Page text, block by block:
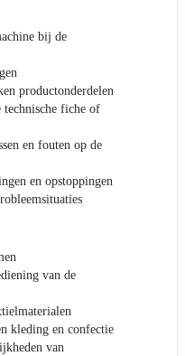
bij de
productonderdelen
technische fiche of
en fouten op de
en opstoppingen
van de
kleding en confectie
van